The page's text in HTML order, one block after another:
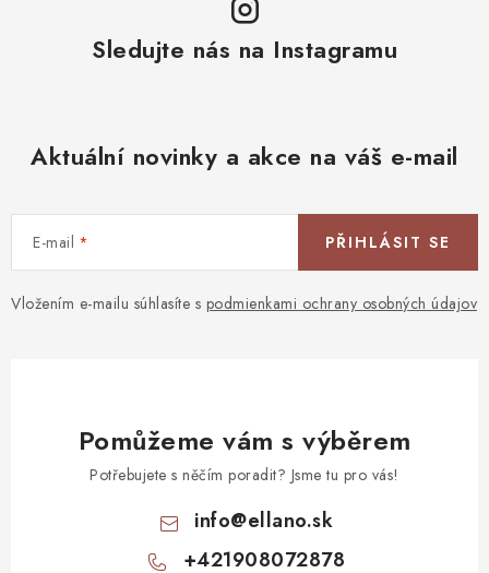
Sledujte nás na Instagramu
Aktuální novinky a akce na váš e-mail
E-mail
Vložením e-mailu súhlasíte s podmienkami ochrany osobných údajov
PŘIHLÁSIT SE
Pomůžeme vám s výběrem
Potřebujete s něčím poradit? Jsme tu pro vás!
info@ellano.sk
+421908072878